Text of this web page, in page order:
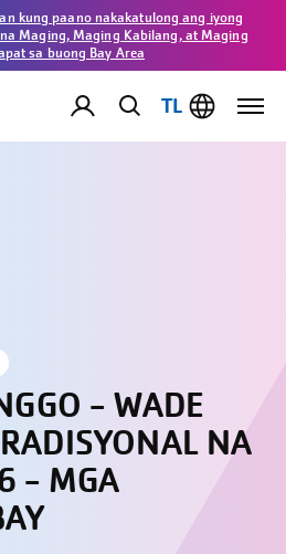
kung paano nakakatulong ang iyong
Maging, Maging Kabilang, at Maging
sa buong Bay Area
TL
- WADE
NA
- MGA